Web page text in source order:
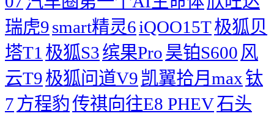
瑞虎9smart精灵6iQOO15T极狐贝
塔T1 极狐S3缤果Pro昊铂S600 风
云T9极狐问道V9 凯翼拾月max钛
7 方程豹传祺向往E8 PHEV石头